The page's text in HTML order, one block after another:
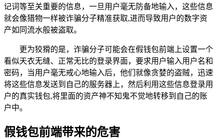
记词等至关重要的信息，一旦用户毫无防备地输入，这些信息
就会像猎物一样被诈骗分子精准获取,进而导致用户的数字资
产如同流水般被盗取。
更为狡猾的是，诈骗分子可能会在假钱包前端上设置一个
看似天衣无缝、正常无比的登录界面，要求用户输入用户名和
密码，当用户毫无戒心地输入后，他们就像贪婪的盗贼，迅速
将这些信息发送到自己的服务器上，然后利用这些信息登录用
户的真实钱包,将里面的资产神不知鬼不觉地转移到自己的账
户中。
假钱包前端带来的危害